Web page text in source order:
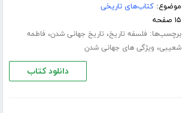
موضوع:کتاب‌های تاریخی
۱۵ صفحه
برچسب‌ها: فلسفه تاریخ‏، تاریخ جهانی شدن، فاطمه
شعیبی، ویژگی های جهانی شدن
دانلود کتاب